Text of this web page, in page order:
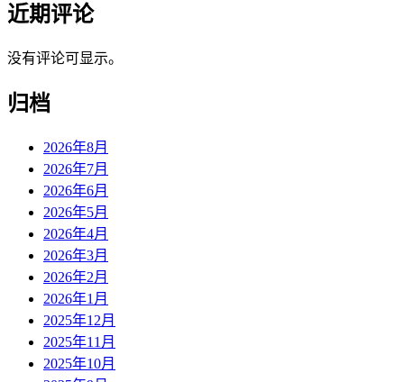
近期评论
没有评论可显示。
归档
2026年8月
2026年7月
2026年6月
2026年5月
2026年4月
2026年3月
2026年2月
2026年1月
2025年12月
2025年11月
2025年10月